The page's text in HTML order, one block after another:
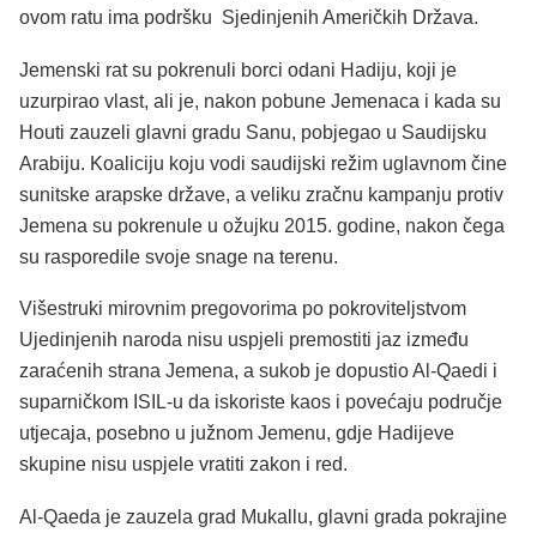
ovom ratu ima podršku Sjedinjenih Američkih Država.
Jemenski rat su pokrenuli borci odani Hadiju, koji je
uzurpirao vlast, ali je, nakon pobune Jemenaca i kada su
Houti zauzeli glavni gradu Sanu, pobjegao u Saudijsku
Arabiju. Koaliciju koju vodi saudijski režim uglavnom čine
sunitske arapske države, a veliku zračnu kampanju protiv
Jemena su pokrenule u ožujku 2015. godine, nakon čega
su rasporedile svoje snage na terenu.
Višestruki mirovnim pregovorima po pokroviteljstvom
Ujedinjenih naroda nisu uspjeli premostiti jaz između
zaraćenih strana Jemena, a sukob je dopustio Al-Qaedi i
suparničkom ISIL-u da iskoriste kaos i povećaju područje
utjecaja, posebno u južnom Jemenu, gdje Hadijeve
skupine nisu uspjele vratiti zakon i red.
Al-Qaeda je zauzela grad Mukallu, glavni grada pokrajine